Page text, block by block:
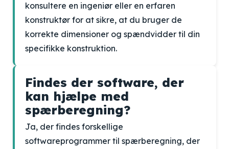
konsultere en ingeniør eller en erfaren
konstruktør for at sikre, at du bruger de
korrekte dimensioner og spændvidder til din
specifikke konstruktion.
Findes der software, der
kan hjælpe med
spærberegning?
Ja, der findes forskellige
softwareprogrammer til spærberegning, der